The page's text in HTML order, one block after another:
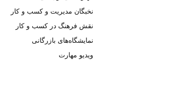
نخبگان مدیریت و کسب و کار
نقش فرهنگ در کسب و کار
نمایشگاه‌های بازرگانی
ویدیو مهارت